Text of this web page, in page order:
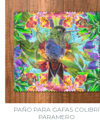
PAÑO PARA GAFAS COLIBRÍ
PARAMERO